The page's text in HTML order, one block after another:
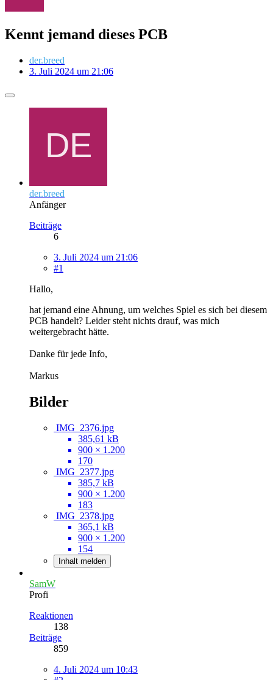
Kennt jemand dieses PCB
der.breed
3. Juli 2024 um 21:06
der.breed
Anfänger
Beiträge
6
3. Juli 2024 um 21:06
#1
Hallo,
hat jemand eine Ahnung, um welches Spiel es sich bei diesem
PCB handelt? Leider steht nichts drauf, was mich
weitergebracht hätte.
Danke für jede Info,
Markus
Bilder
IMG_2376.jpg
385,61 kB
900 × 1.200
170
IMG_2377.jpg
385,7 kB
900 × 1.200
183
IMG_2378.jpg
365,1 kB
900 × 1.200
154
Inhalt melden
SamW
Profi
Reaktionen
138
Beiträge
859
4. Juli 2024 um 10:43